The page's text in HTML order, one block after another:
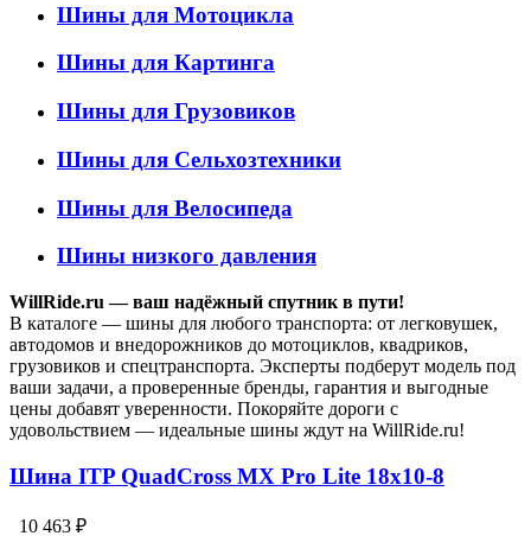
Шины для Мотоцикла
Шины для Картинга
Шины для Грузовиков
Шины для Сельхозтехники
Шины для Велосипеда
Шины низкого давления
WillRide.ru — ваш надёжный спутник в пути!
В каталоге — шины для любого транспорта: от легковушек,
автодомов и внедорожников до мотоциклов, квадриков,
грузовиков и спецтранспорта. Эксперты подберут модель под
ваши задачи, а проверенные бренды, гарантия и выгодные
цены добавят уверенности. Покоряйте дороги с
удовольствием — идеальные шины ждут на WillRide.ru!
Шина ITP QuadCross MX Pro Lite 18x10-8
10 463 ₽